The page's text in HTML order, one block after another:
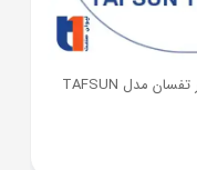
منبع تحت فشار 100 لیتری 16 بار درجه دار تفسان مدل TAFSUN